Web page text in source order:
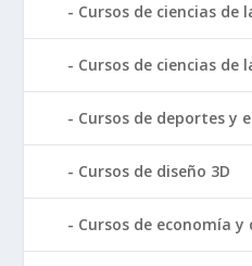
Cursos de ciencias de
Cursos de ciencias de
Cursos de deportes y
Cursos de diseño 3D
Cursos de economía